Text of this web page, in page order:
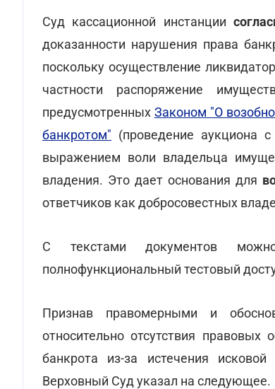
Суд кассационной инстанции
доказанности нарушения права
поскольку осуществление
частности распоряжение
предусмотренных Законом "О
банкротом" (проведение аукциона
выражением воли владельца
владения. Это дает основания для
ответчиков как добросовестных
С текстами документов
полнофункциональный тестовый
Признав правомерными и
относительно отсутствия правовых
банкрота из-за истечения
Верховный Суд указал на следующее.